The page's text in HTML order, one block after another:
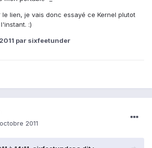
le lien, je vais donc essayé ce Kernel plutot
:)
par sixfeetunder
2011